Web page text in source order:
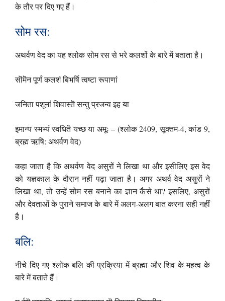
के तौर पर दिए गए हैं।
सोम रस:
अथर्वण वेद का यह श्लोक सोम रस से भरे कलशों के बारे में बताता है।
सॊमॆन पूर्णं कलशं बिभर्षि त्वष्टा रूपाणां
जनिता पशूनां शिवास्तॆ सन्तु प्रजन्व इह या
इमान्य स्मभ्यं स्वधितॆ यच्छ या अमूः – (श्लोक 2409, सूक्तम-4, कांड 9,
ब्रह्म ऋषि: अथर्वण वेद)
कहा जाता है कि अथर्वण वेद असुरों ने लिखा था और इसीलिए इस वेद
को यज्ञकाल के दौरान नहीं पढ़ा जाता है। अगर अथर्व वेद असुरों ने
लिखा था, तो उन्हें सोम रस बनाने का ज्ञान कैसे था? इसलिए, असुरों
और देवताओं के पुराने समाज के बारे में अलग-अलग बात करना सही नहीं
है।
बलि:
नीचे दिए गए श्लोक बलि की प्रक्रिया में ब्रह्मा और शिव के महत्व के
बारे में बताते हैं।